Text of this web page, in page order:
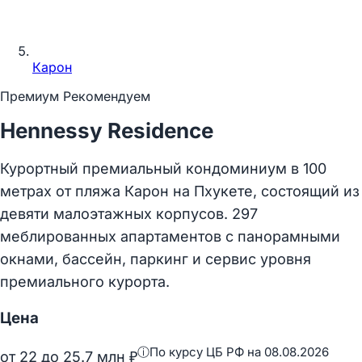
Карон
Премиум Рекомендуем
Hennessy Residence
Курортный премиальный кондоминиум в 100
метрах от пляжа Карон на Пхукете, состоящий из
девяти малоэтажных корпусов. 297
меблированных апартаментов с панорамными
окнами, бассейн, паркинг и сервис уровня
премиального курорта.
Цена
от 22 до 25.7 млн ₽ⓘПо курсу ЦБ РФ на 08.08.2026